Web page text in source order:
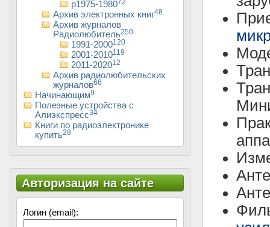
р1975-198072
Архив электронных книг48
Архив журналов
Радиолюбитель250
1991-2000120
2001-2010119
2011-202012
Архив радиолюбительских
журналов66
Начинающим9
Полезные устройства с
Алиэкспресс34
Книги по радиоэлектронике
купить28
Авторизация на сайте
Логин (email):